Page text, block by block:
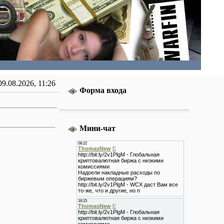
11:26
Форма входа
Мини-чат